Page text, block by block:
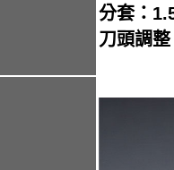
分套：
刀頭調